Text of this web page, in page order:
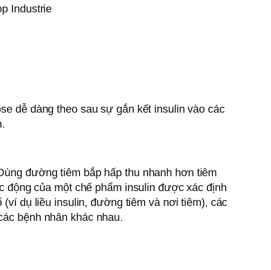
Industrie
dễ dàng theo sau sự gắn kết insulin vào các
đường tiêm bắp hấp thu nhanh hơn tiêm
động của một chế phẩm insulin được xác định
dụ liều insulin, đường tiêm và nơi tiêm), các
bệnh nhân khác nhau.